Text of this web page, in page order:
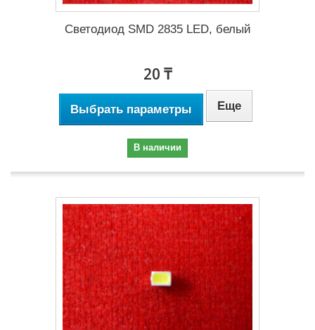
Светодиод SMD 2835 LED, белый
20 ₸
Выбрать параметры Еще
В наличии